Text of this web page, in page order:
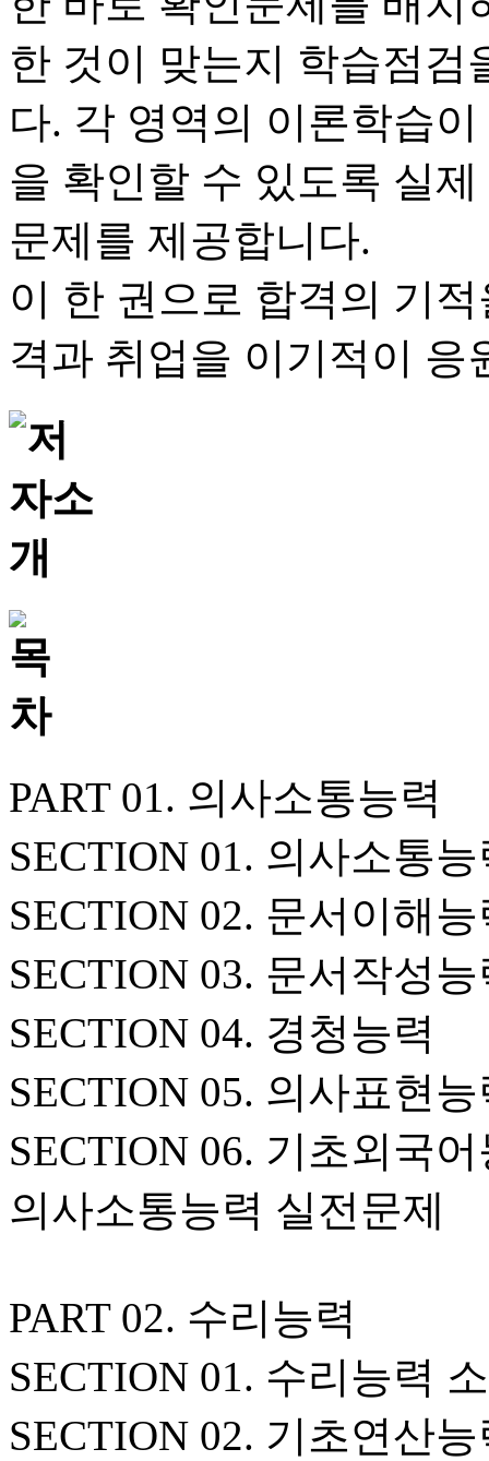
한 것이 맞는지 학습점검
다. 각 영역의 이론학습
을 확인할 수 있도록 실
문제를 제공합니다.
이 한 권으로 합격의 기
격과 취업을 이기적이 응
PART 01. 의사소통능력
SECTION 01. 의사소통
SECTION 02. 문서이해능
SECTION 03. 문서작성능
SECTION 04. 경청능력
SECTION 05. 의사표현능
SECTION 06. 기초외국
의사소통능력 실전문제
PART 02. 수리능력
SECTION 01. 수리능력
SECTION 02. 기초연산능